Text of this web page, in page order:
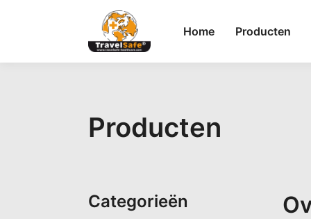
Home Producten
Producten
Categorieën